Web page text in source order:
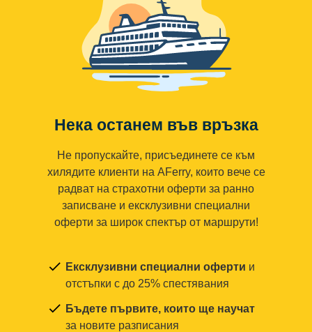
Нека останем във връзка
Не пропускайте, присъединете се към
хилядите клиенти на AFerry, които вече се
радват на страхотни оферти за ранно
записване и ексклузивни специални
оферти за широк спектър от маршрути!
Ексклузивни специални оферти и
отстъпки с до 25% спестявания
Бъдете първите, които ще научат
за новите разписания